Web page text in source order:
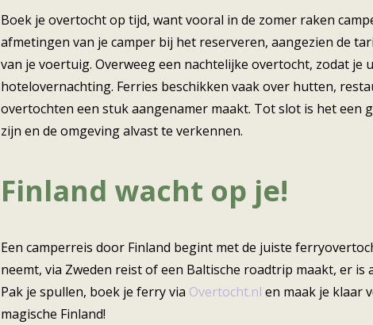
Boek je overtocht op tijd, want vooral in de zomer raken
afmetingen van je camper bij het reserveren, aangezien de
van je voertuig. Overweeg een nachtelijke overtocht, zodat
hotelovernachting. Ferries beschikken vaak over hutten,
overtochten een stuk aangenamer maakt. Tot slot is het een
zijn en de omgeving alvast te verkennen.
Finland wacht op je!
Een camperreis door Finland begint met de juiste
neemt, via Zweden reist of een Baltische roadtrip maakt, er
Pak je spullen, boek je ferry via Overtocht.nl en maak je klaar
magische Finland!